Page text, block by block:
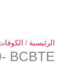
الرئيسية /
BCBTE